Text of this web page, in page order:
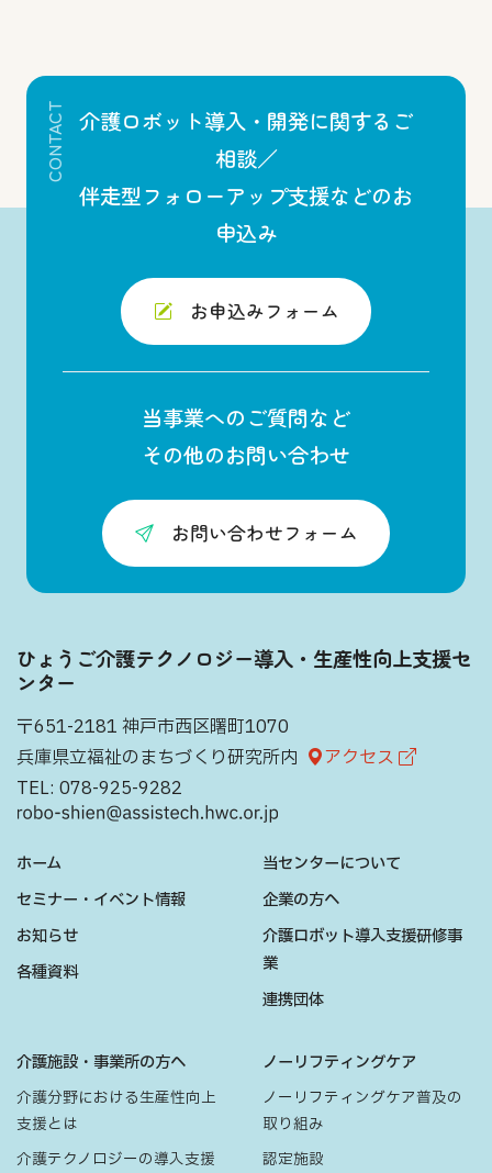
CONTACT 介護ロボット導入・開発に関するご
相談／
伴走型フォローアップ支援などのお
申込み
お申込みフォーム
当事業へのご質問など
その他のお問い合わせ
お問い合わせフォーム
ひょうご介護テクノロジー導入・生産性向上支援セ
ンター
〒651-2181 神戸市西区曙町1070
兵庫県立福祉のまちづくり研究所内
アクセス
TEL: 078-925-9282
ホーム
セミナー・イベント情報
お知らせ
各種資料
当センターについて
企業の方へ
介護ロボット導入支援研修事
業
連携団体
介護施設・事業所の方へ
介護分野における生産性向上
支援とは
介護テクノロジーの導入支援
ノーリフティングケア
ノーリフティングケア普及の
取り組み
認定施設